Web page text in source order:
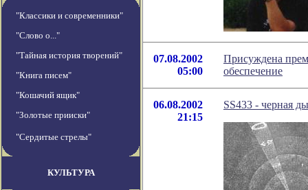
"Классики и современники"
"Слово о..."
"Тайная история творений"
"Книга писем"
"Кошачий ящик"
"Золотые прииски"
"Сердитые стрелы"
КУЛЬТУРА
07.08.2002
05:00
Присуждена
обеспечение
06.08.2002
21:15
SS433 - черная